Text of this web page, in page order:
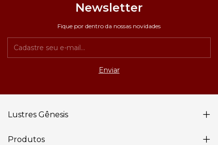
Newsletter
Fique por dentro da nossas novidades
Lustres Gênesis
Produtos